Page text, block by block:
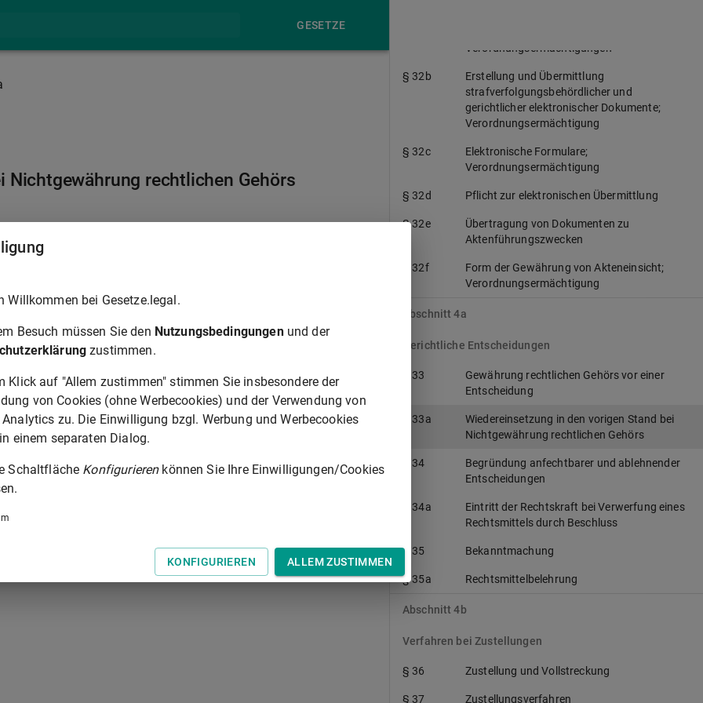
GESETZE
Nichtgewährung rechtlichen Gehörs
auf rechtliches Gehör in entscheidungserheblicher
und kein anderer Rechtsbehelf zu, versetzt es,
wegen oder auf Antrag insoweit das Verfahren durch
bestand.
§ 47 gilt entsprechend.
§ 34
Tastatur zur Navigation zwischen Normen.
Verordnungsermächtigungen
§ 32b
Erstellung und Übermittlung
strafverfolgungsbehördlicher und
gerichtlicher elektronischer Dokumente;
Verordnungsermächtigung
§ 32c
Elektronische Formulare;
Verordnungsermächtigung
§ 32d Pflicht zur elektronischen Übermittlung
§ 32e
Übertragung von Dokumenten zu
Aktenführungszwecken
§ 32f
Form der Gewährung von Akteneinsicht;
Verordnungsermächtigung
Abschnitt 4a
Gerichtliche Entscheidungen
§ 33
Gewährung rechtlichen Gehörs vor einer
Entscheidung
§ 33a
Wiedereinsetzung in den vorigen Stand bei
Nichtgewährung rechtlichen Gehörs
§ 34
Begründung anfechtbarer und ablehnender
Entscheidungen
§ 34a
Eintritt der Rechtskraft bei Verwerfung eines
Rechtsmittels durch Beschluss
§ 35 Bekanntmachung
§ 35a Rechtsmittelbelehrung
Abschnitt 4b
Verfahren bei Zustellungen
§ 36 Zustellung und Vollstreckung
§ 37 Zustellungsverfahren
Willkommen bei Gesetze.legal.
Besuch müssen Sie den Nutzungsbedingungenund der
zustimmen.
Klick auf "Allem zustimmen" stimmen Sie insbesondere der
von Cookies (ohne Werbecookies) und der Verwendung von
Analytics zu. Die Einwilligung bzgl. Werbung und Werbecookies
einem separaten Dialog.
Schaltfläche Konfigurierenkönnen Sie Ihre Einwilligungen/Cookies
KONFIGURIEREN ALLEM ZUSTIMMEN